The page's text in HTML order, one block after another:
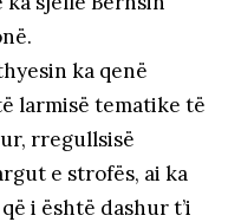
ka qenë
larmisë tematike të
rregullsisë
e strofës, ai ka
i është dashur t’i